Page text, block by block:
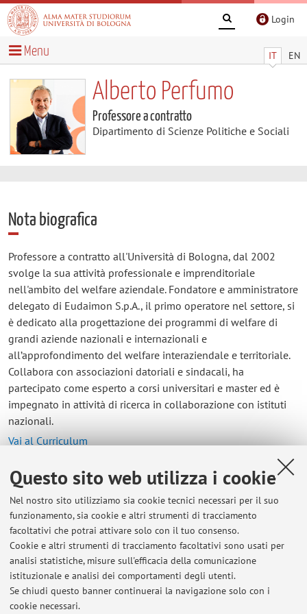
Questo sito web utilizza i cookie
Nel nostro sito utilizziamo sia cookie tecnici necessari per il suo
funzionamento, sia cookie e altri strumenti di tracciamento
facoltativi che potrai attivare solo con il tuo consenso.
Cookie e altri strumenti di tracciamento facoltativi sono usati per
analisi statistiche, misure sull'efficacia della comunicazione
istituzionale e analisi dei comportamenti degli utenti.
Se chiudi questo banner continuerai la navigazione solo con i
cookie necessari.
Login
IT EN
Menu
Alberto Perfumo
Professore a contratto
Dipartimento di Scienze Politiche e Sociali
Nota biografica
Professore a contratto all'Università di Bologna, dal 2002
svolge la sua attività professionale e imprenditoriale
nell'ambito del welfare aziendale. Fondatore e amministratore
delegato di Eudaimon S.p.A., il primo operatore nel settore, si
è dedicato alla progettazione dei programmi di welfare di
grandi aziende nazionali e internazionali e
all’approfondimento del welfare interaziendale e territoriale.
Collabora con associazioni datoriali e sindacali, ha
partecipato come esperto a corsi universitari e master ed è
impegnato in attività di ricerca in collaborazione con istituti
nazionali.
Vai al Curriculum
Contatti
E-mail: alberto.perfumo@unibo.it
Dipartimento di Scienze Politiche e Sociali
Strada Maggiore 45, Bologna - Vai alla mappa